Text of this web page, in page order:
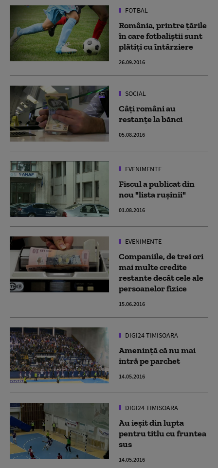
FOTBAL
România, printre țările
în care fotbaliștii sunt
plătiți cu întârziere
26.09.2016
SOCIAL
Câți români au
restanțe la bănci
05.08.2016
EVENIMENTE
Fiscul a publicat din
nou "lista ruşinii"
01.08.2016
EVENIMENTE
Companiile, de trei ori
mai multe credite
restante decât cele ale
persoanelor fizice
15.06.2016
DIGI24 TIMISOARA
Amenință că nu mai
intră pe parchet
14.05.2016
DIGI24 TIMISOARA
Au ieșit din lupta
pentru titlu cu fruntea
sus
14.05.2016